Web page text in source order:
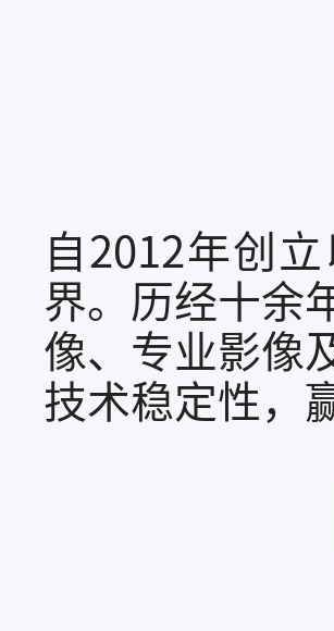
自2012年创
界。历经十余
像、专业影像
技术稳定性，